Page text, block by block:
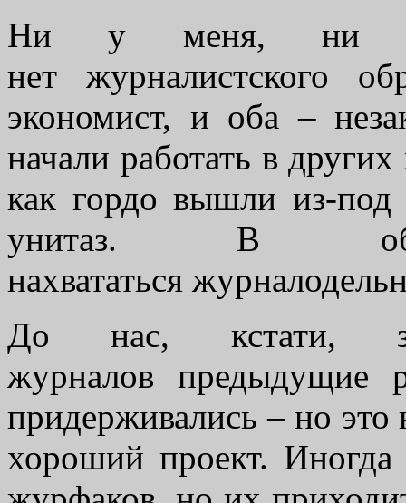
Ни у меня, ни у
нет журналистского
экономист, и оба –
начали работать в
как гордо вышли из-под
унитаз. В
нахвататься
До нас, кстати,
журналов предыдущие
придерживались – но
хороший проект.